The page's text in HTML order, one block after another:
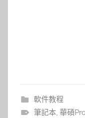
軟件教程
筆記本, 華碩